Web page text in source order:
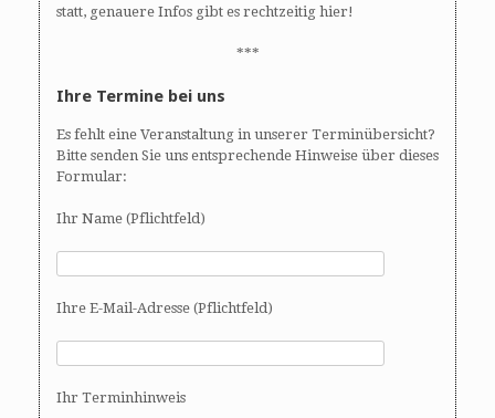
statt, genauere Infos gibt es rechtzeitig hier!
***
Ihre Termine bei uns
Es fehlt eine Veranstaltung in unserer Terminübersicht?
Bitte senden Sie uns entsprechende Hinweise über dieses
Formular:
Ihr Name (Pflichtfeld)
Ihre E-Mail-Adresse (Pflichtfeld)
Ihr Terminhinweis